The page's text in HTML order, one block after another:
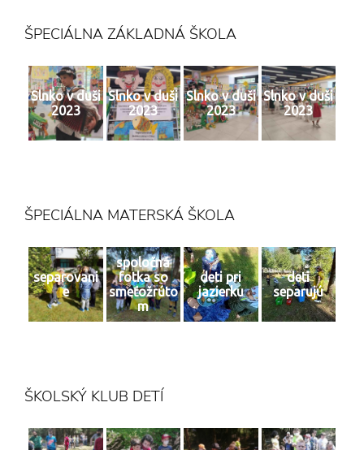
ŠPECIÁLNA ZÁKLADNÁ ŠKOLA
Slnko v duši
2023
Slnko v duši
2023
Slnko v duši
2023
Slnko v duši
2023
ŠPECIÁLNA MATERSKÁ ŠKOLA
separovani
e
spoločná
fotka so
smeťožrúto
m
deti pri
jazierku
deti
separujú
ŠKOLSKÝ KLUB DETÍ